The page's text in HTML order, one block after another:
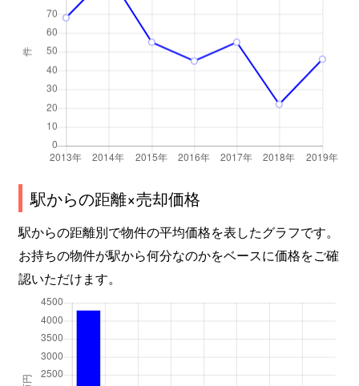
駅からの距離×売却価格
駅からの距離別で物件の平均価格を表したグラフです。
お持ちの物件が駅から何分なのかをベースに価格をご確
認いただけます。